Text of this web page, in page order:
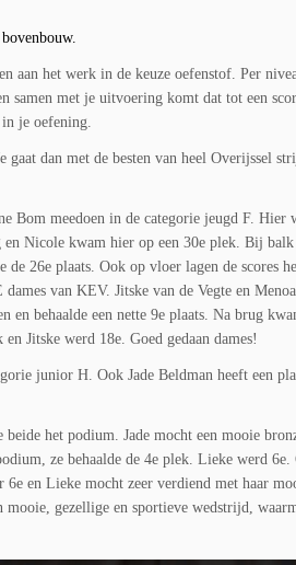
aan het werk in de keuze oefenstof. Per
samen met je uitvoering komt dat tot een
je oefening.
dan met de besten van heel Overijssel
Bom meedoen in de categorie jeugd F. Hier
en Nicole kwam hier op een 30e plek. Bij
26e plaats. Ook op vloer lagen de scores
van KEV. Jitske van de Vegte en
en behaalde een nette 9e plaats. Na brug
Jitske werd 18e. Goed gedaan dames!
junior H. Ook Jade Beldman heeft een
het podium. Jade mocht een mooie
ze behaalde de 4e plek. Lieke werd
en Lieke mocht zeer verdiend met haar
gezellige en sportieve wedstrijd,